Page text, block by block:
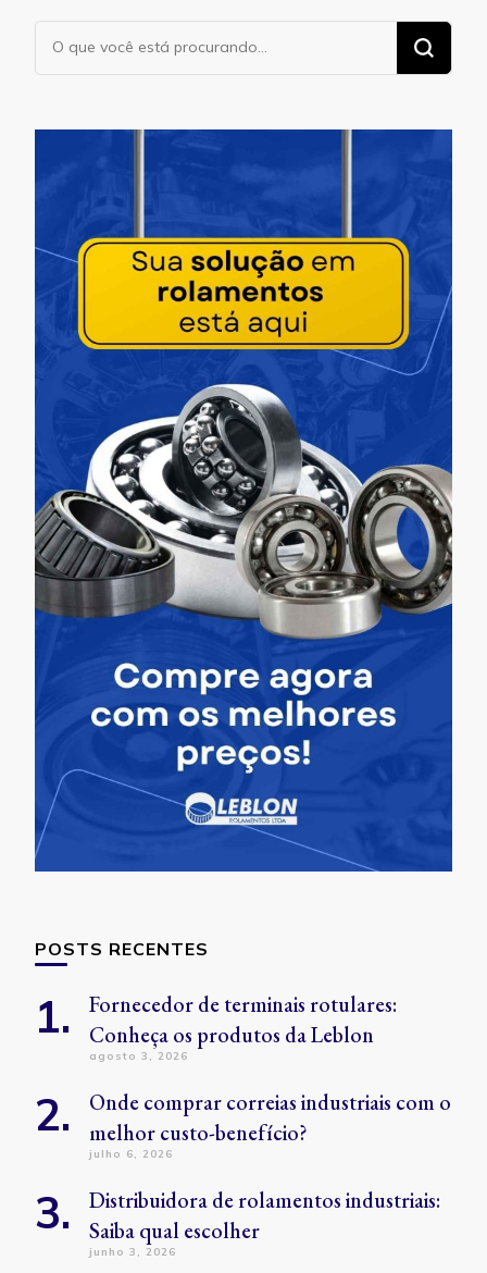
POSTS RECENTES
Fornecedor de terminais rotulares:
Conheça os produtos da Leblon
agosto 3, 2026
Onde comprar correias industriais com o
melhor custo-benefício?
julho 6, 2026
Distribuidora de rolamentos industriais:
Saiba qual escolher
junho 3, 2026